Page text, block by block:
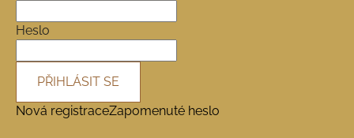
Heslo
PŘIHLÁSIT SE
Nová registraceZapomenuté heslo